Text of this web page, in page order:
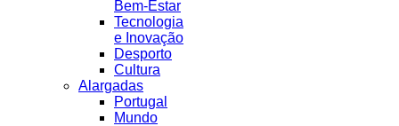
Bem-Estar
Tecnologia
e Inovação
Desporto
Cultura
Alargadas
Portugal
Mundo